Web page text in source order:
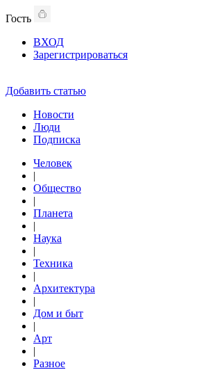
Гость
ВХОД
Зарегистрироваться
Добавить статью
Новости
Люди
Подписка
Человек
|
Общество
|
Планета
|
Наука
|
Техника
|
Архитектура
|
Дом и быт
|
Арт
|
Разное